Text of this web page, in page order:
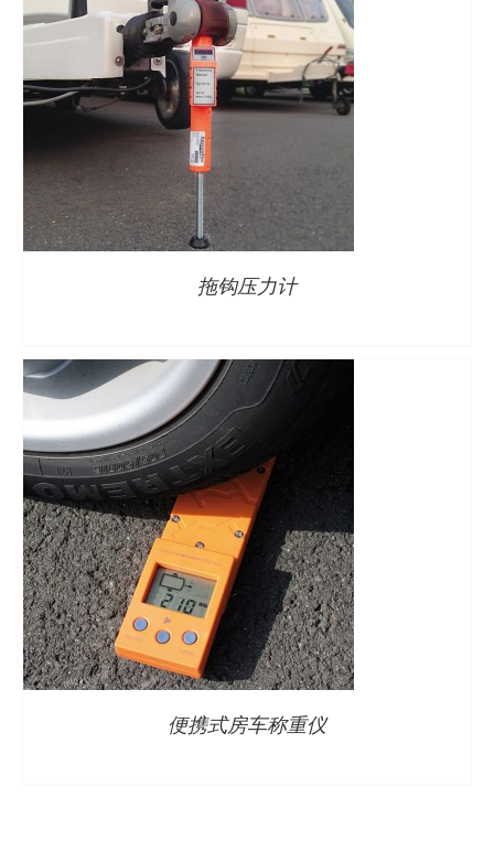
拖钩压力计
详情
便携式房车称重仪